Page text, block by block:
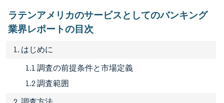
ラテンアメリカのサービスとしてのバンキング
業界レポートの目次
1. はじめに
1.1 調査の前提条件と市場定義
1.2 調査範囲